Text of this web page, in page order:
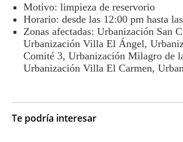
Motivo: limpieza de reservorio
Horario: desde las 12:00 pm hasta
Zonas afectadas: Urbanización San
Urbanización Villa El Ángel,
Comité 3, Urbanización Milagro de
Urbanización Villa El Carmen,
Te podría interesar